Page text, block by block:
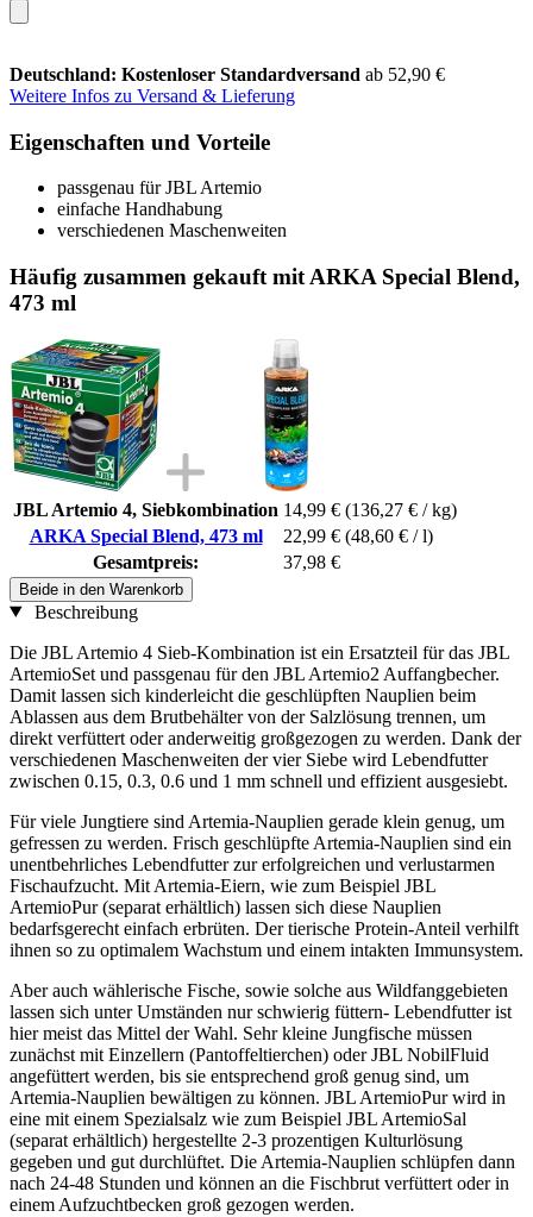
Deutschland: Kostenloser Standardversand ab 52,90 €
Weitere Infos zu Versand & Lieferung
Eigenschaften und Vorteile
passgenau für JBL Artemio
einfache Handhabung
verschiedenen Maschenweiten
Häufig zusammen gekauft mit ARKA Special Blend,
473 ml
JBL Artemio 4, Siebkombination 14,99 € (136,27 € / kg)
ARKA Special Blend, 473 ml
22,99 € (48,60 € / l)
Gesamtpreis:
37,98 €
Beide in den Warenkorb
Beschreibung
Die JBL Artemio 4 Sieb-Kombination ist ein Ersatzteil für das JBL
ArtemioSet und passgenau für den JBL Artemio2 Auffangbecher.
Damit lassen sich kinderleicht die geschlüpften Nauplien beim
Ablassen aus dem Brutbehälter von der Salzlösung trennen, um
direkt verfüttert oder anderweitig großgezogen zu werden. Dank der
verschiedenen Maschenweiten der vier Siebe wird Lebendfutter
zwischen 0.15, 0.3, 0.6 und 1 mm schnell und effizient ausgesiebt.
Für viele Jungtiere sind Artemia-Nauplien gerade klein genug, um
gefressen zu werden. Frisch geschlüpfte Artemia-Nauplien sind ein
unentbehrliches Lebendfutter zur erfolgreichen und verlustarmen
Fischaufzucht. Mit Artemia-Eiern, wie zum Beispiel JBL
ArtemioPur (separat erhältlich) lassen sich diese Nauplien
bedarfsgerecht einfach erbrüten. Der tierische Protein-Anteil verhilft
ihnen so zu optimalem Wachstum und einem intakten Immunsystem.
Aber auch wählerische Fische, sowie solche aus Wildfanggebieten
lassen sich unter Umständen nur schwierig füttern- Lebendfutter ist
hier meist das Mittel der Wahl. Sehr kleine Jungfische müssen
zunächst mit Einzellern (Pantoffeltierchen) oder JBL NobilFluid
angefüttert werden, bis sie entsprechend groß genug sind, um
Artemia-Nauplien bewältigen zu können. JBL ArtemioPur wird in
eine mit einem Spezialsalz wie zum Beispiel JBL ArtemioSal
(separat erhältlich) hergestellte 2-3 prozentigen Kulturlösung
gegeben und gut durchlüftet. Die Artemia-Nauplien schlüpfen dann
nach 24-48 Stunden und können an die Fischbrut verfüttert oder in
einem Aufzuchtbecken groß gezogen werden.